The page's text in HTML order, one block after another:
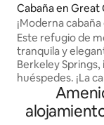
Cabaña en Great
¡Moderna
jacuzzi!
Este refugio de
tranquila y
Berkeley Springs,
huéspedes. ¡La
con buen gusto
completa,
remoto con WiFi